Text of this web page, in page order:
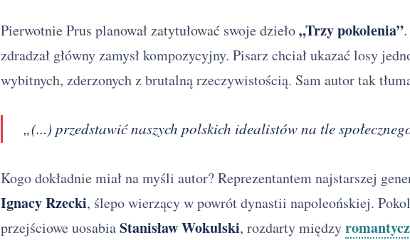
Pierwotnie Prus planował zatytułować swoje dzieło„Trzy pokolenia”
zdradzał główny zamysł kompozycyjny. Pisarz chciał ukazać losy
wybitnych, zderzonych z brutalną rzeczywistością. Sam autor tak
„(...) przedstawić naszych polskich idealistów na tle
Kogo dokładnie miał na myśli autor? Reprezentantem najstarszej
Ignacy Rzecki, ślepo wierzący w powrót dynastii napoleońskiej.
przejściowe uosabiaStanisław Wokulski, rozdarty między